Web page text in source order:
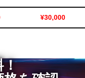
¥30,000
！